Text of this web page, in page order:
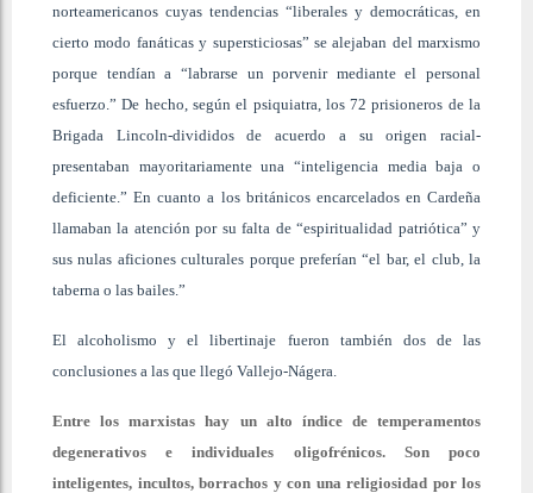
norteamericanos cuyas tendencias “liberales y democráticas, en
cierto modo fanáticas y supersticiosas” se alejaban del marxismo
porque tendían a “labrarse un porvenir mediante el personal
esfuerzo.” De hecho, según el psiquiatra, los 72 prisioneros de la
Brigada Lincoln-divididos de acuerdo a su origen racial-
presentaban mayoritariamente una “inteligencia media baja o
deficiente.” En cuanto a los británicos encarcelados en Cardeña
llamaban la atención por su falta de “espiritualidad patriótica” y
sus nulas aficiones culturales porque preferían “el bar, el club, la
taberna o las bailes.”
El alcoholismo y el libertinaje fueron también dos de las
conclusiones a las que llegó Vallejo-Nágera.
Entre los marxistas hay un alto índice de temperamentos
degenerativos e individuales oligofrénicos. Son poco
inteligentes, incultos, borrachos y con una religiosidad por los